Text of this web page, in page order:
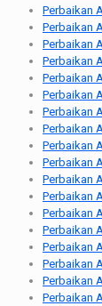
Perbaikan
Perbaikan
Perbaikan
Perbaikan
Perbaikan
Perbaikan
Perbaikan
Perbaikan
Perbaikan
Perbaikan
Perbaikan
Perbaikan
Perbaikan
Perbaikan
Perbaikan
Perbaikan
Perbaikan
Perbaikan